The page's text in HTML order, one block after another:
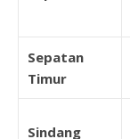
Sepatan
Timur
Sindang